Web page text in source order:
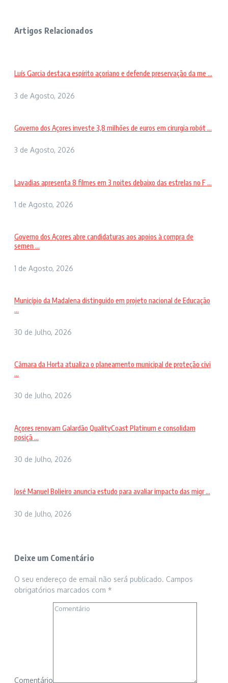
Artigos Relacionados
Luís Garcia destaca espírito açoriano e defende preservação da me ...
3 de Agosto, 2026
Governo dos Açores investe 3,8 milhões de euros em cirurgia robót ...
3 de Agosto, 2026
Lavadias apresenta 8 filmes em 3 noites debaixo das estrelas no F ...
1 de Agosto, 2026
Governo dos Açores abre candidaturas aos apoios à compra de
semen ...
1 de Agosto, 2026
Município da Madalena distinguido em projeto nacional de Educação
...
30 de Julho, 2026
Câmara da Horta atualiza o planeamento municipal de proteção civi
...
30 de Julho, 2026
Açores renovam Galardão QualityCoast Platinum e consolidam
posiçã ...
30 de Julho, 2026
José Manuel Bolieiro anuncia estudo para avaliar impacto das migr ...
30 de Julho, 2026
Deixe um Comentário
O seu endereço de email não será publicado. Campos
obrigatórios marcados com *
Comentário